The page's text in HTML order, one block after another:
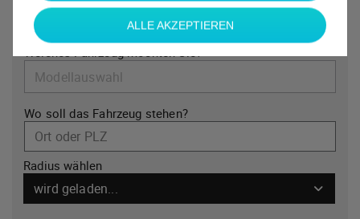
Welches Fahrzeug möchten Sie?
Wo soll das Fahrzeug stehen?
Ort oder PLZ
Radius wählen
wird geladen...
ALLE AKZEPTIEREN